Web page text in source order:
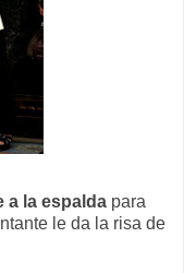
a la espalda para
le da la risa de